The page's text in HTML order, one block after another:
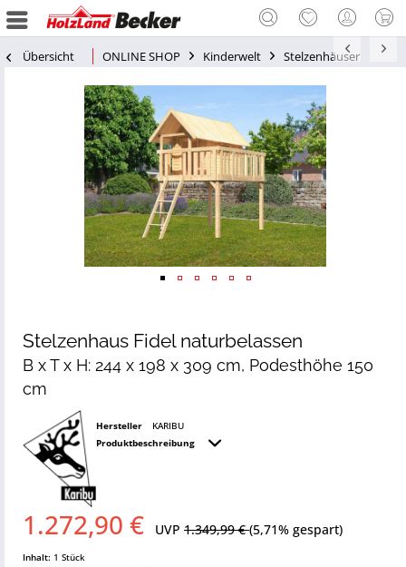
Übersicht ONLINE SHOP Kinderwelt Stelzenhäuser
Stelzenhaus Fidel naturbelassen
B x T x H: 244 x 198 x 309 cm, Podesthöhe 150
cm
Hersteller
KARIBU
Produktbeschreibung
1.272,90 € UVP 1.349,99 €(5,71% gespart)
Inhalt: 1 Stück